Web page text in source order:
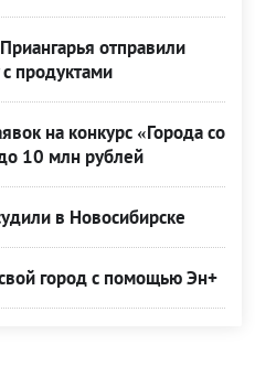
отправили
продуктами
на конкурс «Города со
10 млн рублей
в Новосибирске
город с помощью Эн+